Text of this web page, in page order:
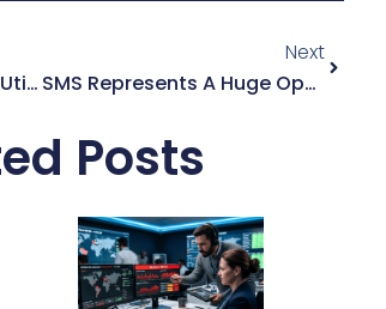
Smartphones Adquieren Utilidades Cada Vez Más Específicas
Next
SMS Represents A Huge Opportunity For Marketing
Posts